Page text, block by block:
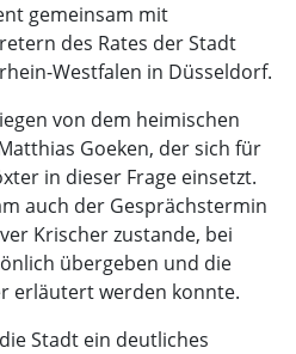
gemeinsam mit
des Rates der Stadt
Westfalen in Düsseldorf.
von dem heimischen
Goeken, der sich für
in dieser Frage einsetzt.
auch der Gesprächstermin
Krischer zustande, bei
übergeben und die
erläutert werden konnte.
Stadt ein deutliches